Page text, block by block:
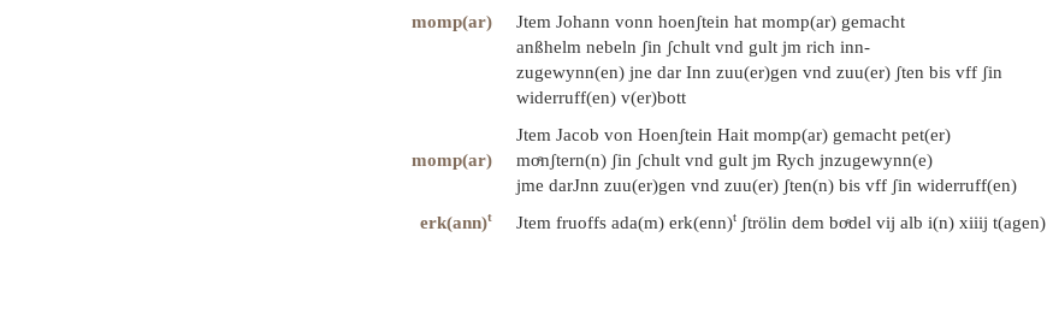
momp(ar)
Jtem Johann vonn hoenʃtein hat momp(ar) gemacht
anßhelm nebeln ʃin ʃchult vnd gult jm rich inn-
zugewynn(en) jne dar Inn zuu(er)gen vnd zuu(er) ʃten bis vff ʃin
widerruff(en) v(er)bott
Jtem Jacob von Hoenʃtein Hait momp(ar) gemacht pet(er)
momp(ar)
moͤnʃtern(n) ʃin ʃchult vnd gult jm Rych jnzugewynn(e)
jme darJnn zuu(er)gen vnd zuu(er) ʃten(n) bis vff ʃin widerruff(en)
erk(ann)t Jtem fruoffs ada(m) erk(enn)t ʃtrölin dem boͤdel vij alb i(n) xiiij t(agen)